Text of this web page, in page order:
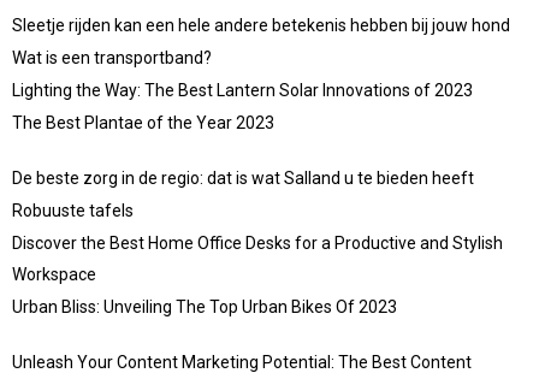
Sleetje rijden kan een hele andere betekenis hebben bij jouw hond
Wat is een transportband?
Lighting the Way: The Best Lantern Solar Innovations of 2023
The Best Plantae of the Year 2023
De beste zorg in de regio: dat is wat Salland u te bieden heeft
Robuuste tafels
Discover the Best Home Office Desks for a Productive and Stylish
Workspace
Urban Bliss: Unveiling The Top Urban Bikes Of 2023
Unleash Your Content Marketing Potential: The Best Content